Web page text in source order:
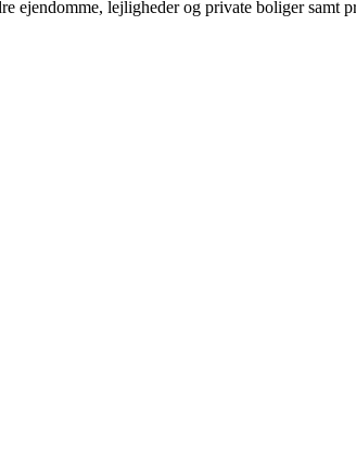
ejendomme, lejligheder og private boliger samt